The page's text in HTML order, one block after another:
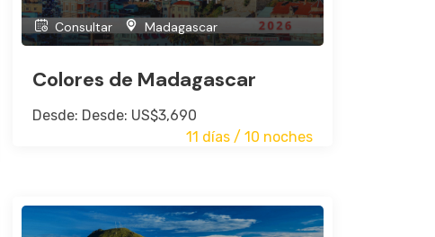
Consultar Madagascar
Colores de Madagascar
Desde: Desde: US$3,690
11 días / 10 noches